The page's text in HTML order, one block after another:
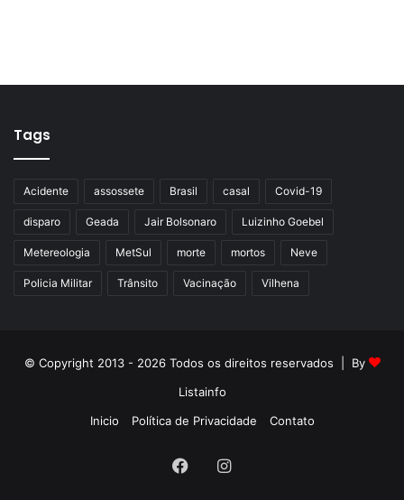
Tags
Acidente assossete Brasil casal Covid-19
disparo Geada Jair Bolsonaro Luizinho Goebel
Metereologia MetSul morte mortos Neve
Policia Militar Trânsito Vacinação Vilhena
© Copyright 2013 - 2026 Todos os direitos reservados | By
Listainfo
Inicio
Política de Privacidade Contato
FacebookInstagram